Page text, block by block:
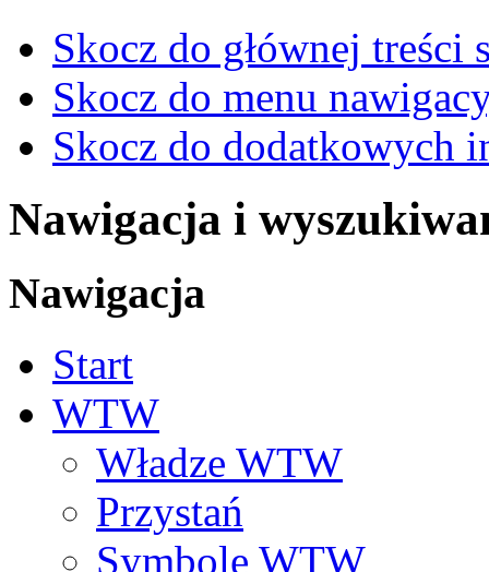
Skocz do głównej treści
Skocz do menu
Skocz do dodatkowych
Nawigacja i
Nawigacja
Start
WTW
Władze WTW
Przystań
Symbole WTW